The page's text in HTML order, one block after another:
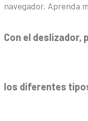
navegador. Aprenda
Con el deslizador,
los diferentes